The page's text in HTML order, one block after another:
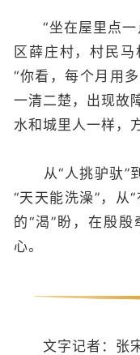
“坐在屋里点一
区薛庄村，村民马
“你看，每个月用
一清二楚，出现故
水和城里人一样，
从“人挑驴驮”到
“天天能洗澡”，从
的“渴”盼，在殷
心。
文字记者：张宋